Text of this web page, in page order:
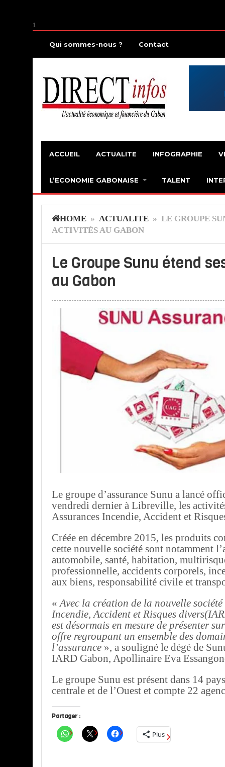
1
Qui sommes-nous ? Contact
ACCUEIL ACTUALITE INFOGRAPHIE
L’ECONOMIE GABONAISE TALENT
HOME » ACTUALITE » LE GROUPE
ACTIVITÉS AU GABON
Le Groupe Sunu étend
au Gabon
Le groupe d’assurance Sunu a lancé
vendredi dernier à Libreville, les
Assurances Incendie, Accident et
Créée en décembre 2015, les produits
cette nouvelle société sont notamment
automobile, santé, habitation,
professionnelle, accidents corporels,
aux biens, responsabilité civile et
« Avec la création de la nouvelle société
Incendie, Accident et Risques
est désormais en mesure de présenter
offre regroupant un ensemble des
l’assurance », a souligné le dégé de
IARD Gabon, Apollinaire Eva
Le groupe Sunu est présent dans 14
centrale et de l’Ouest et compte 22
Partager :
Plus